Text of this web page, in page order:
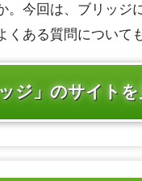
今回は、ブリッジ
ある質問について
ジ」のサイトを